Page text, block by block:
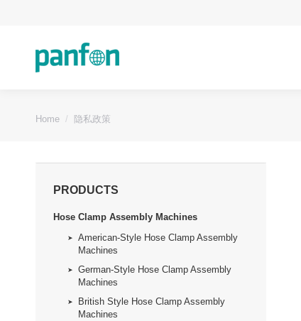
Home 隐私政策
PRODUCTS
Hose Clamp Assembly Machines
American-Style Hose Clamp Assembly
Machines
German-Style Hose Clamp Assembly
Machines
British Style Hose Clamp Assembly
Machines